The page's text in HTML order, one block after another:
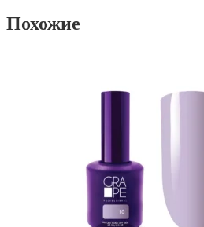
Похожие